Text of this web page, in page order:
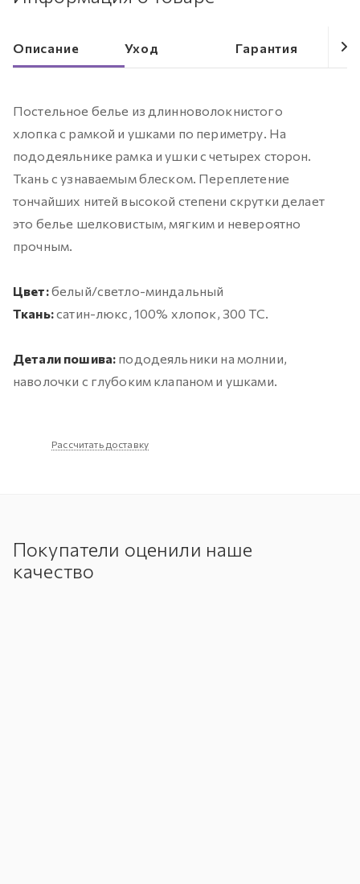
Описание Уход Гарантия
Постельное белье из длинноволокнистого
хлопка с рамкой и ушками по периметру. На
пододеяльнике рамка и ушки с четырех сторон.
Ткань с узнаваемым блеском. Переплетение
тончайших нитей высокой степени скрутки делает
это белье шелковистым, мягким и невероятно
прочным.
Цвет:белый/светло-миндальный
Ткань:сатин-люкс, 100% хлопок, 300 ТС.
Детали пошива: пододеяльники на молнии,
наволочки с глубоким клапаном и ушками.
Рассчитать доставку
Покупатели оценили наше
качество